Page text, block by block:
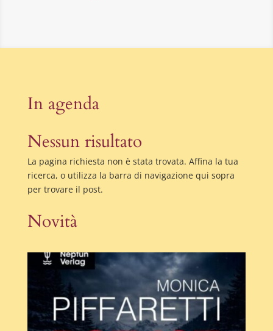
In agenda
Nessun risultato
La pagina richiesta non è stata trovata. Affina la tua
ricerca, o utilizza la barra di navigazione qui sopra
per trovare il post.
Novità